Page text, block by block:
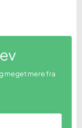
meget mere fra